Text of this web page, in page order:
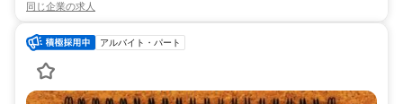
同じ企業の求人
アルバイト・パート